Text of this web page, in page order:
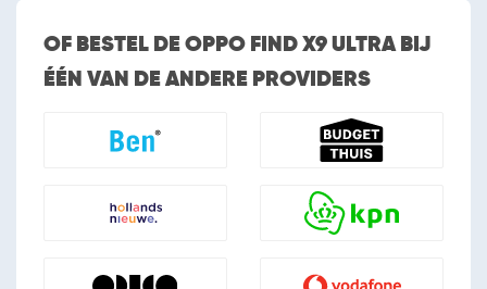
OF BESTEL DE OPPO FIND X9 ULTRA BIJ
ÉÉN VAN DE ANDERE PROVIDERS